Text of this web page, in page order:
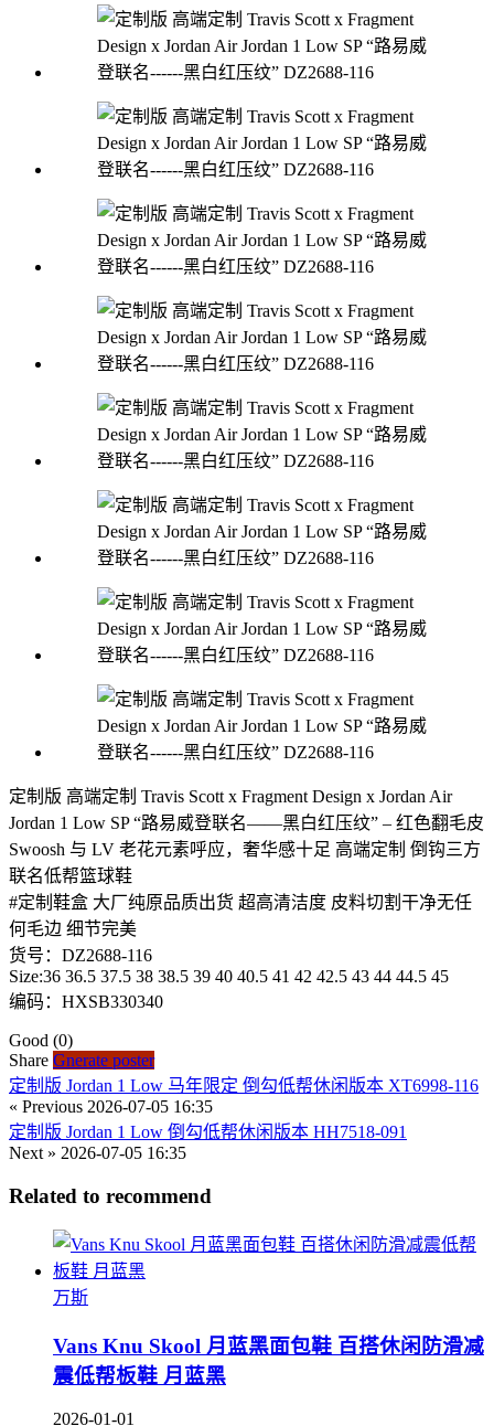
定制版 高端定制 Travis Scott x Fragment Design x Jordan Air
Jordan 1 Low SP “路易威登联名——黑白红压纹” – 红色翻毛皮
Swoosh 与 LV 老花元素呼应，奢华感十足 高端定制 倒钩三方
联名低帮篮球鞋
#定制鞋盒 大厂纯原品质出货 超高清洁度 皮料切割干净无任
何毛边 细节完美
货号：DZ2688-116
Size:36 36.5 37.5 38 38.5 39 40 40.5 41 42 42.5 43 44 44.5 45
编码：HXSB330340
Good (0)
Share Gnerate poster
定制版 Jordan 1 Low 马年限定 倒勾低帮休闲版本 XT6998-116
« Previous 2026-07-05 16:35
定制版 Jordan 1 Low 倒勾低帮休闲版本 HH7518-091
Next » 2026-07-05 16:35
Related to recommend
万斯
Vans Knu Skool 月蓝黑面包鞋 百搭休闲防滑减
震低帮板鞋 月蓝黑
2026-01-01